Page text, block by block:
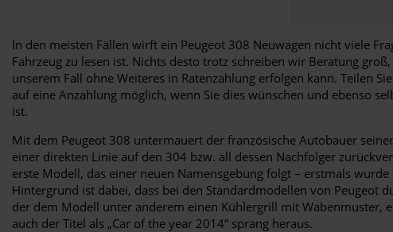
In den meisten Fällen wirft ein Peugeot 308 Neuwagen nicht viele
Fahrzeug zu lesen ist. Nichts desto trotz schreiben wir Beratung
unserem Fall ohne Weiteres in Ratenzahlung erfolgen kann. Teilen
auf eine Anzahlung möglich, wenn Sie dies wünschen und ebenso
ist.
Mit dem Peugeot 308 untermauert der französische Autobauer
einer direkten Linie auf den 304 bzw. all dessen Nachfolger
erste Modell, das einer neuen Namensgebung folgt – erstmals
Hintergrund ist dabei, dass bei den Standardmodellen von Peugeot
der dem Modell unter anderem einen Kühlergrill mit Wabenmuster,
auch der Titel als „Car of the year 2014“ sprang heraus.